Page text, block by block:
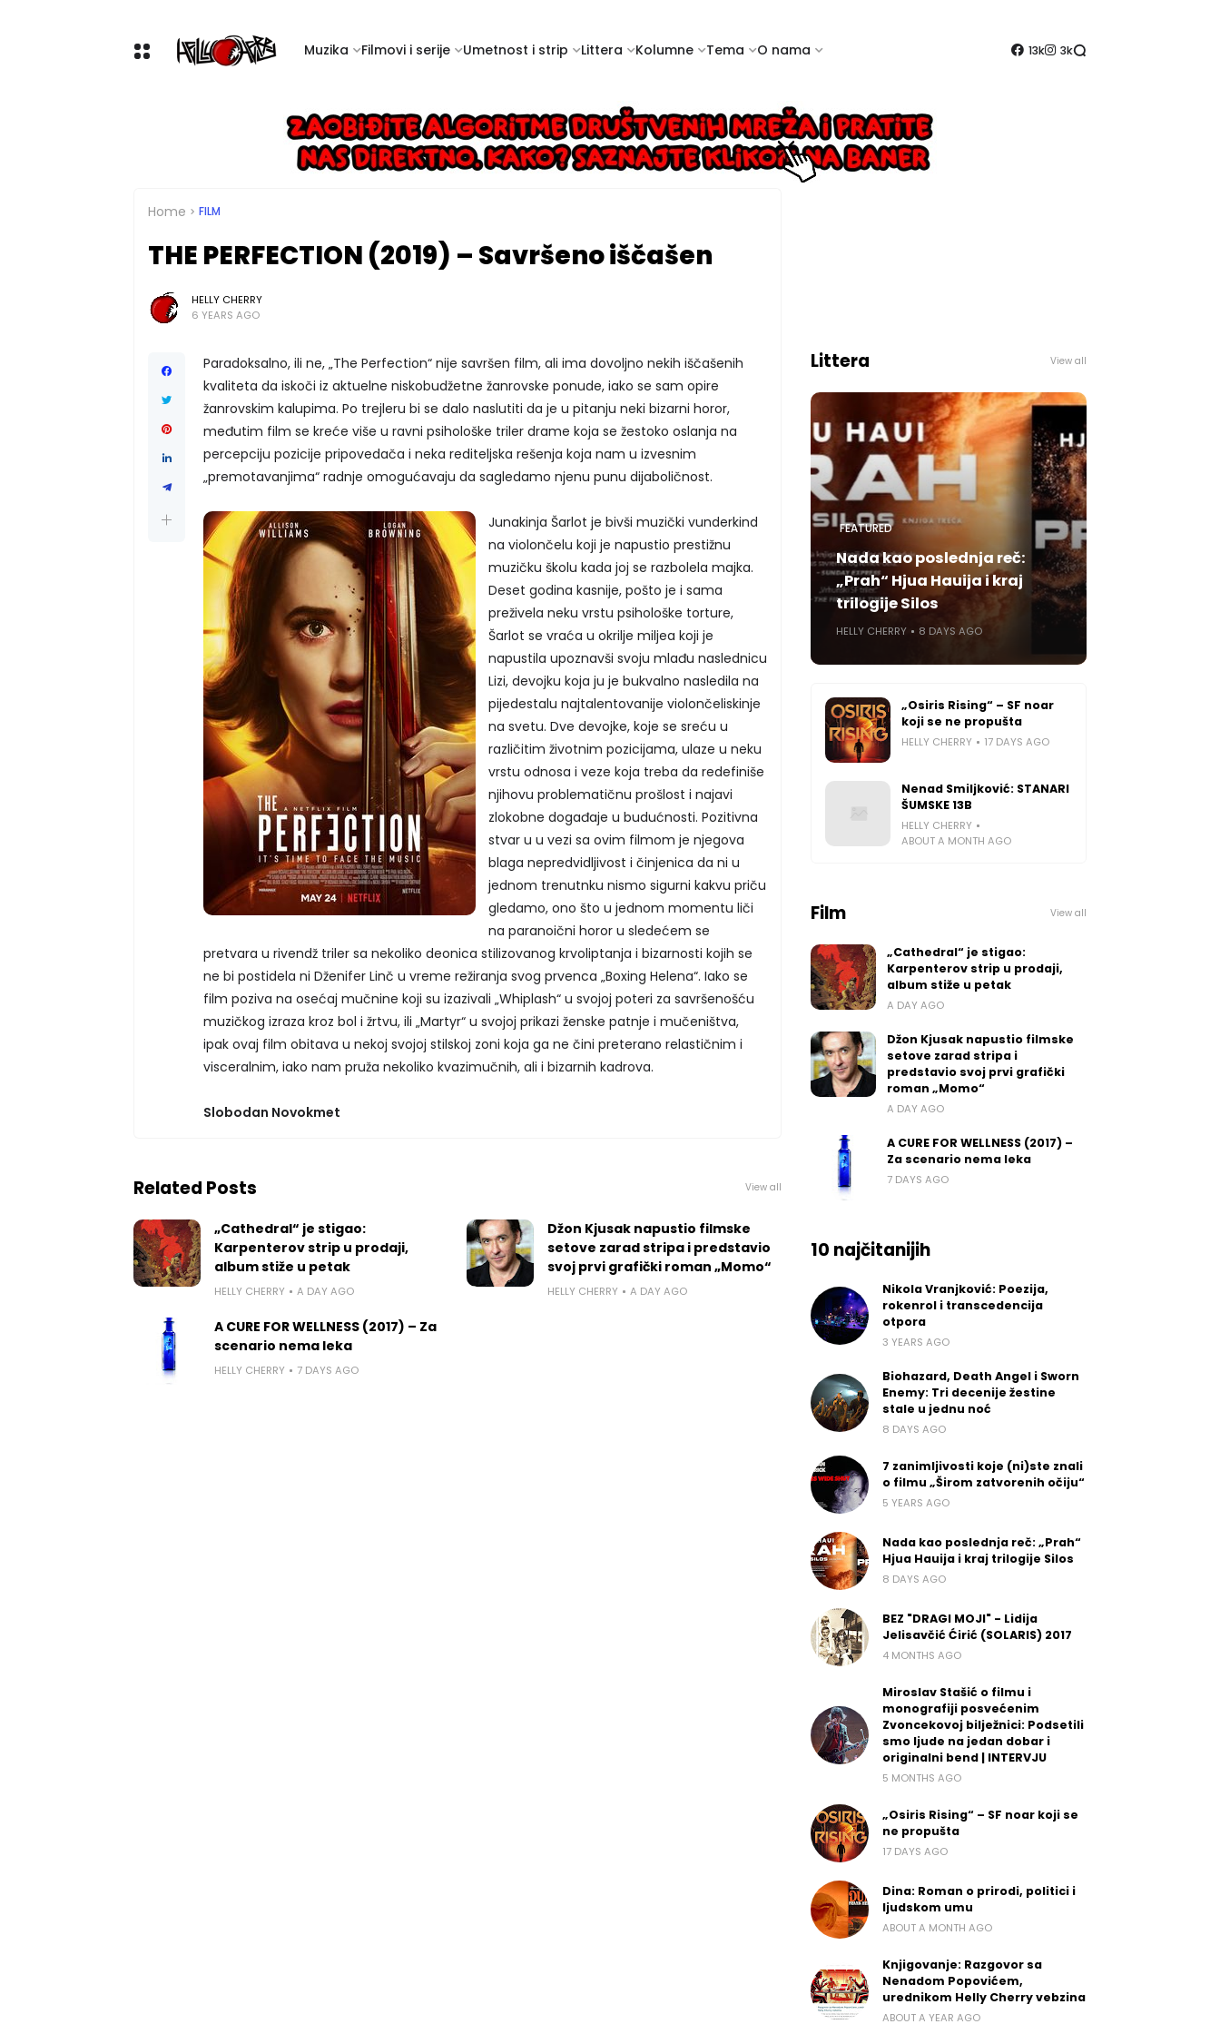
Muzika Filmovi i serije Umetnost i strip Littera Kolumne Tema O nama 13k 3k
Home FILM
THE PERFECTION (2019) – Savršeno iščašen
HELLY CHERRY
6 YEARS AGO
Paradoksalno, ili ne, „The Perfection“ nije savršen film, ali ima dovoljno nekih iščašenih
kvaliteta da iskoči iz aktuelne niskobudžetne žanrovske ponude, iako se sam opire
žanrovskim kalupima. Po trejleru bi se dalo naslutiti da je u pitanju neki bizarni horor,
međutim film se kreće više u ravni psihološke triler drame koja se žestoko oslanja na
percepciju pozicije pripovedača i neka rediteljska rešenja koja nam u izvesnim
„premotavanjima“ radnje omogućavaju da sagledamo njenu punu dijaboličnost.
Junakinja Šarlot je bivši muzički vunderkind
na violončelu koji je napustio prestižnu
muzičku školu kada joj se razbolela majka.
Deset godina kasnije, pošto je i sama
preživela neku vrstu psihološke torture,
Šarlot se vraća u okrilje miljea koji je
napustila upoznavši svoju mlađu naslednicu
Lizi, devojku koja ju je bukvalno nasledila na
pijedestalu najtalentovanije violončeliskinje
na svetu. Dve devojke, koje se sreću u
različitim životnim pozicijama, ulaze u neku
vrstu odnosa i veze koja treba da redefiniše
njihovu problematičnu prošlost i najavi
zlokobne događaje u budućnosti. Pozitivna
stvar u u vezi sa ovim filmom je njegova
blaga nepredvidljivost i činjenica da ni u
jednom trenutnku nismo sigurni kakvu priču
gledamo, ono što u jednom momentu liči
na paranoični horor u sledećem se
pretvara u rivendž triler sa nekoliko deonica stilizovanog krvoliptanja i bizarnosti kojih se
ne bi postidela ni Dženifer Linč u vreme režiranja svog prvenca „Boxing Helena“. Iako se
film poziva na osećaj mučnine koji su izazivali „Whiplash“ u svojoj poteri za savršenošću
muzičkog izraza kroz bol i žrtvu, ili „Martyr“ u svojoj prikazi ženske patnje i mučeništva,
ipak ovaj film obitava u nekoj svojoj stilskoj zoni koja ga ne čini preterano relastičnim i
visceralnim, iako nam pruža nekoliko kvazimučnih, ali i bizarnih kadrova.
Slobodan Novokmet
Related Posts View all
„Cathedral“ je stigao:
Karpenterov strip u prodaji,
album stiže u petak
HELLY CHERRY A DAY AGO
Džon Kjusak napustio filmske
setove zarad stripa i predstavio
svoj prvi grafički roman „Momo“
HELLY CHERRY A DAY AGO
A CURE FOR WELLNESS (2017) – Za
scenario nema leka
HELLY CHERRY 7 DAYS AGO
Littera View all
FEATURED
Nada kao poslednja reč:
„Prah“ Hjua Hauija i kraj
trilogije Silos
HELLY CHERRY 8 DAYS AGO
„Osiris Rising“ – SF noar
koji se ne propušta
HELLY CHERRY 17 DAYS AGO
Nenad Smiljković: STANARI
ŠUMSKE 13B
HELLY CHERRY
ABOUT A MONTH AGO
Film View all
„Cathedral“ je stigao:
Karpenterov strip u prodaji,
album stiže u petak
A DAY AGO
Džon Kjusak napustio filmske
setove zarad stripa i
predstavio svoj prvi grafički
roman „Momo“
A DAY AGO
A CURE FOR WELLNESS (2017) –
Za scenario nema leka
7 DAYS AGO
10 najčitanijih
Nikola Vranjković: Poezija,
rokenrol i transcedencija
otpora
3 YEARS AGO
Biohazard, Death Angel i Sworn
Enemy: Tri decenije žestine
stale u jednu noć
8 DAYS AGO
7 zanimljivosti koje (ni)ste znali
o filmu „Širom zatvorenih očiju“
5 YEARS AGO
Nada kao poslednja reč: „Prah“
Hjua Hauija i kraj trilogije Silos
8 DAYS AGO
BEZ "DRAGI MOJI" - Lidija
Jelisavčić Ćirić (SOLARIS) 2017
4 MONTHS AGO
Miroslav Stašić o filmu i
monografiji posvećenim
Zvoncekovoj bilježnici: Podsetili
smo ljude na jedan dobar i
originalni bend | INTERVJU
5 MONTHS AGO
„Osiris Rising“ – SF noar koji se
ne propušta
17 DAYS AGO
Dina: Roman o prirodi, politici i
ljudskom umu
ABOUT A MONTH AGO
Knjigovanje: Razgovor sa
Nenadom Popovićem,
urednikom Helly Cherry vebzina
ABOUT A YEAR AGO